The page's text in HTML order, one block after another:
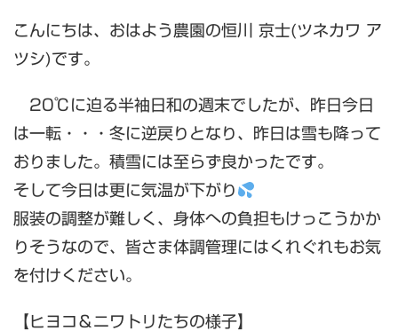
こんにちは、おはよう農園の恒川 京士(ツネカワ ア
ツシ)です。
20℃に迫る半袖日和の週末でしたが、昨日今日
は一転・・・冬に逆戻りとなり、昨日は雪も降って
おりました。積雪には至らず良かったです。
そして今日は更に気温が下がり
服装の調整が難しく、身体への負担もけっこうかか
りそうなので、皆さま体調管理にはくれぐれもお気
を付けください。
【ヒヨコ＆ニワトリたちの様子】